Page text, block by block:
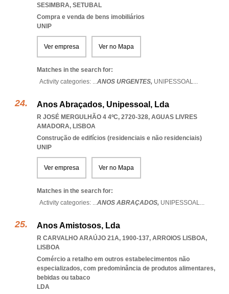
SESIMBRA, SETUBAL
Compra e venda de bens imobiliários
UNIP
Ver empresa Ver no Mapa
Matches in the search for:
Activity categories: ...ANOS URGENTES, UNIPESSOAL...
Anos Abraçados, Unipessoal, Lda
R JOSÉ MERGULHÃO 4 4ºC, 2720-328, AGUAS LIVRES
AMADORA, LISBOA
Construção de edifícios (residenciais e não residenciais)
UNIP
Ver empresa Ver no Mapa
Matches in the search for:
Activity categories: ...ANOS ABRAÇADOS, UNIPESSOAL...
Anos Amistosos, Lda
R CARVALHO ARAÚJO 21A, 1900-137, ARROIOS LISBOA,
LISBOA
Comércio a retalho em outros estabelecimentos não
especializados, com predominância de produtos alimentares,
bebidas ou tabaco
LDA